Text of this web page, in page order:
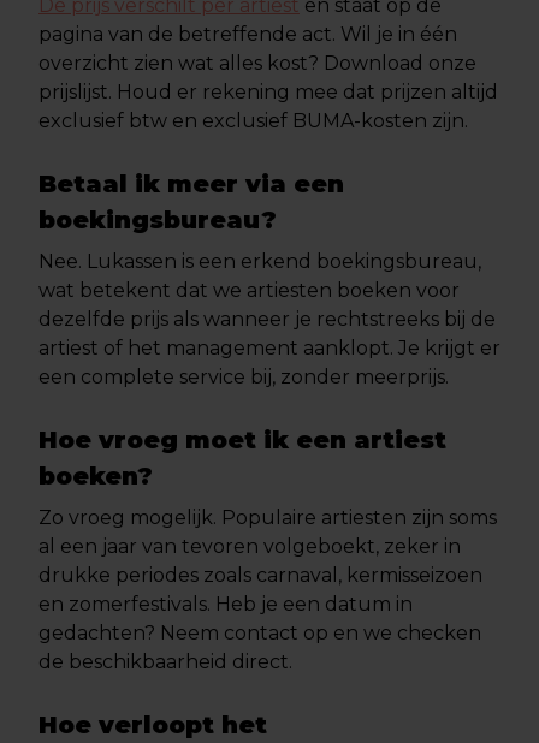
De prijs verschilt per artiest en staat op de
pagina van de betreffende act. Wil je in één
overzicht zien wat alles kost? Download onze
prijslijst. Houd er rekening mee dat prijzen altijd
exclusief btw en exclusief BUMA-kosten zijn.
Betaal ik meer via een
boekingsbureau?
Nee. Lukassen is een erkend boekingsbureau,
wat betekent dat we artiesten boeken voor
dezelfde prijs als wanneer je rechtstreeks bij de
artiest of het management aanklopt. Je krijgt er
een complete service bij, zonder meerprijs.
Hoe vroeg moet ik een artiest
boeken?
Zo vroeg mogelijk. Populaire artiesten zijn soms
al een jaar van tevoren volgeboekt, zeker in
drukke periodes zoals carnaval, kermisseizoen
en zomerfestivals. Heb je een datum in
gedachten? Neem contact op en we checken
de beschikbaarheid direct.
Hoe verloopt het